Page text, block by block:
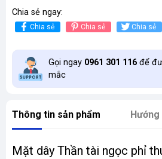
Chia sẻ ngay:
Chia sẻ Chia sẻ Chia sẻ
Gọi ngay 0961 301 116 để
mắc
Thông tin sản phẩm Hướng
Mặt dây Thần tài ngọc phỉ